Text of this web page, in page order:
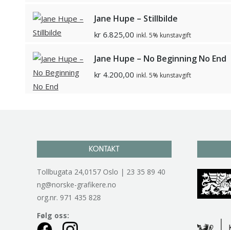
Jane Hupe – Stillbilde
kr 6.825,00 inkl. 5% kunstavgift
Jane Hupe – No Beginning No End
kr 4.200,00 inkl. 5% kunstavgift
KONTAKT
Tollbugata 24,0157 Oslo | 23 35 89 40
ng@norske-grafikere.no
org.nr. 971 435 828
Følg oss: